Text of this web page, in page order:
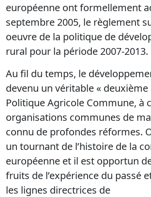
européenne ont formellement
septembre 2005, le règlement
oeuvre de la politique de
rural pour la période 2007-2013.
Au fil du temps, le
devenu un véritable « deuxième
Politique Agricole Commune, à
organisations communes de
connu de profondes réformes.
un tournant de l’histoire de la
européenne et il est opportun
fruits de l’expérience du passé
les lignes directrices de